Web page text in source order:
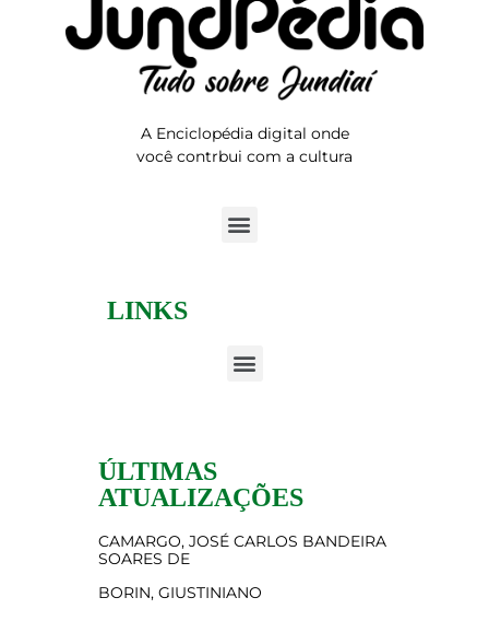
A Enciclopédia digital onde
você contrbui com a cultura
LINKS
ÚLTIMAS
ATUALIZAÇÕES
CAMARGO, JOSÉ CARLOS BANDEIRA
SOARES DE
BORIN, GIUSTINIANO